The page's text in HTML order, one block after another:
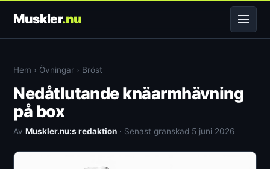
Muskler.nu
Hem › Övningar › Bröst
Nedåtlutande knäarmhävning
på box
AvMuskler.nu:s redaktion · Senast granskad 5 juni 2026